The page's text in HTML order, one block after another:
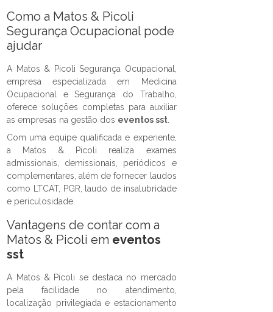
Como a Matos & Picoli
Segurança Ocupacional pode
ajudar
A Matos & Picoli Segurança Ocupacional,
empresa especializada em Medicina
Ocupacional e Segurança do Trabalho,
oferece soluções completas para auxiliar
as empresas na gestão dos eventos sst
Com uma equipe qualificada e experiente,
a Matos & Picoli realiza exames
admissionais, demissionais, periódicos e
complementares, além de fornecer laudos
como LTCAT, PGR, laudo de insalubridade
e periculosidade.
Vantagens de contar com a
Matos & Picoli em eventos
sst
A Matos & Picoli se destaca no mercado
pela facilidade no atendimento,
localização privilegiada e estacionamento